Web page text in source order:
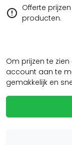
Offerte
producten.
Om prijzen te
account aan te
gemakkelijk en